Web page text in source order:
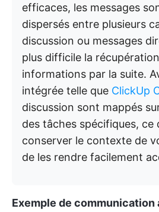
efficaces, les messages
dispersés entre plusieurs
discussion ou messages
plus difficile la
informations par la suite.
intégrée telle que ClickUp
discussion sont mappés
des tâches spécifiques, ce
conserver le contexte de
de les rendre facilement
Exemple de communication